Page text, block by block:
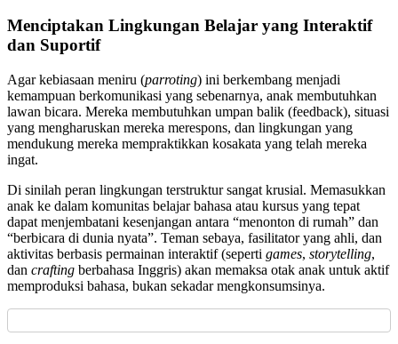
Menciptakan Lingkungan Belajar yang Interaktif
dan Suportif
Agar kebiasaan meniru (parroting) ini berkembang menjadi
kemampuan berkomunikasi yang sebenarnya, anak membutuhkan
lawan bicara. Mereka membutuhkan umpan balik (feedback), situasi
yang mengharuskan mereka merespons, dan lingkungan yang
mendukung mereka mempraktikkan kosakata yang telah mereka
ingat.
Di sinilah peran lingkungan terstruktur sangat krusial. Memasukkan
anak ke dalam komunitas belajar bahasa atau kursus yang tepat
dapat menjembatani kesenjangan antara “menonton di rumah” dan
“berbicara di dunia nyata”. Teman sebaya, fasilitator yang ahli, dan
aktivitas berbasis permainan interaktif (seperti games, storytelling,
dan crafting berbahasa Inggris) akan memaksa otak anak untuk aktif
memproduksi bahasa, bukan sekadar mengkonsumsinya.